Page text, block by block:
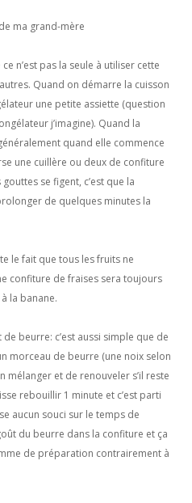
ma grand-mère
n’est pas la seule à utiliser cette
Quand on démarre la cuisson
une petite assiette (question
j’imagine). Quand la
quand elle commence
une cuillère ou deux de confiture
se figent, c’est que la
de quelques minutes la
le fait que tous les fruits ne
confiture de fraises sera toujours
la banane.
beurre: c’est aussi simple que de
morceau de beurre (une noix selon
mélanger et de renouveler s’il reste
rebouillir 1 minute et c’est parti
aucun souci sur le temps de
du beurre dans la confiture et ça
de préparation contrairement à